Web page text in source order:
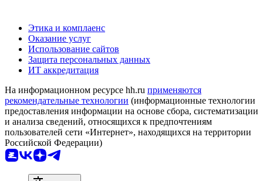
Этика и комплаенс
Оказание услуг
Использование сайтов
Защита персональных данных
ИТ аккредитация
На информационном ресурсе hh.ru применяются
рекомендательные технологии (информационные технологии
предоставления информации на основе сбора, систематизации
и анализа сведений, относящихся к предпочтениям
пользователей сети «Интернет», находящихся на территории
Российской Федерации)